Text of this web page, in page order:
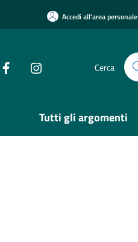
Accedi all'area personale
Cerca
Tutti gli argomenti